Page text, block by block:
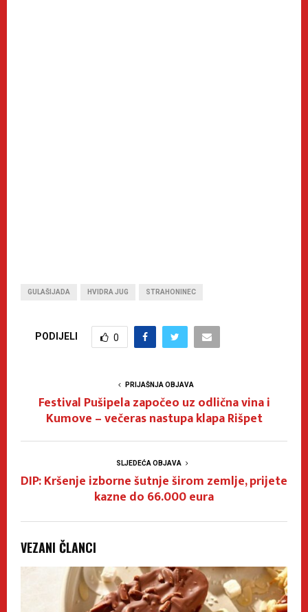
GULAŠIJADA HVIDRA JUG STRAHONINEC
PODIJELI 0
PRIJAŠNJA OBJAVA
Festival Pušipela započeo uz odlična vina i
Kumove – večeras nastupa klapa Rišpet
SLJEDEĆA OBJAVA
DIP: Kršenje izborne šutnje širom zemlje, prijete
kazne do 66.000 eura
VEZANI ČLANCI